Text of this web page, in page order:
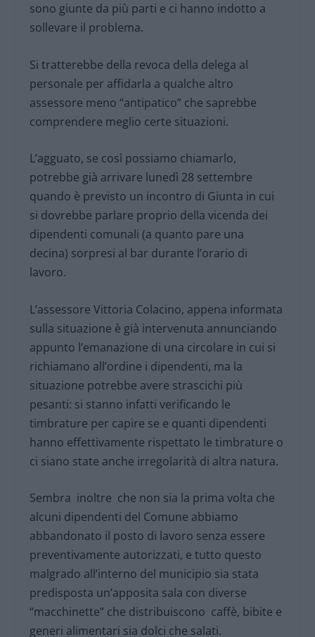
sono giunte da più parti e ci hanno indotto a
sollevare il problema.
Si tratterebbe della revoca della delega al
personale per affidarla a qualche altro
assessore meno “antipatico” che saprebbe
comprendere meglio certe situazioni.
L’agguato, se così possiamo chiamarlo,
potrebbe già arrivare lunedì 28 settembre
quando è previsto un incontro di Giunta in cui
si dovrebbe parlare proprio della vicenda dei
dipendenti comunali (a quanto pare una
decina) sorpresi al bar durante l’orario di
lavoro.
L’assessore Vittoria Colacino, appena informata
sulla situazione è già intervenuta annunciando
appunto l’emanazione di una circolare in cui si
richiamano all’ordine i dipendenti, ma la
situazione potrebbe avere strascichi più
pesanti: si stanno infatti verificando le
timbrature per capire se e quanti dipendenti
hanno effettivamente rispettato le timbrature o
ci siano state anche irregolarità di altra natura.
Sembra inoltre che non sia la prima volta che
alcuni dipendenti del Comune abbiamo
abbandonato il posto di lavoro senza essere
preventivamente autorizzati, e tutto questo
malgrado all’interno del municipio sia stata
predisposta un’apposita sala con diverse
“macchinette” che distribuiscono caffè, bibite e
generi alimentari sia dolci che salati.